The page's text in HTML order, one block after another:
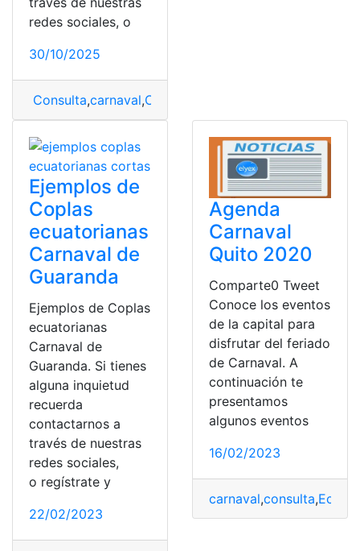
redes sociales, o
30/10/2025
Consulta,carnaval,Carnaval de Guaranda
Ejemplos de
Coplas
ecuatorianas
Carnaval de
Guaranda
Ejemplos de Coplas
ecuatorianas
Carnaval de
Guaranda. Si tienes
alguna inquietud
recuerda
contactarnos a
través de nuestras
redes sociales,
o regístrate y
22/02/2023
Agenda
Carnaval
Quito 2020
Comparte0 Tweet
Conoce los eventos
de la capital para
disfrutar del feriado
de Carnaval. A
continuación te
presentamos
algunos eventos
16/02/2023
carnaval,consulta,